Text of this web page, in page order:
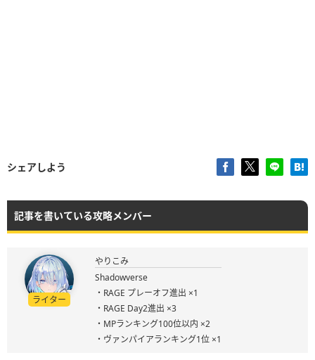
シェアしよう
記事を書いている攻略メンバー
ライター
やりこみ
Shadowverse
・RAGE プレーオフ進出 ×1
・RAGE Day2進出 ×3
・MPランキング100位以内 ×2
・ヴァンパイアランキング1位 ×1